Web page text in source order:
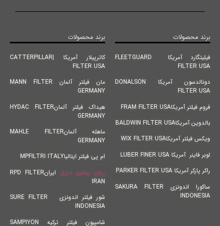
برند محصولات
فیلیتگارد آمریکا FLEETGUARD
FILTER USA
دونالدسون آمریکا DONALSON
FILTER USA
فروم فیلتر آمریکاFRAM FILTER USA
بالدوین آمریکاBALDWIN FILTER USA
ویکس فیلتر آمریکاWIX FILTER USA
لوبر فاینر آمریکا LUBER FINER USA
راکر پارکر آمریکا PARKER FILTER USA
ساکورا اندونزی SAKURA FILTER
INDONESIA
برند محصولات
کاترپیلار آمریکا |CATTERPILLAR
FILTER USA
مان فیلتر آلمان MANN FILTER
GERMANY
هیداک فیلتر آلمانHYDAC FILTER
GERMANY
ماهله آلمانMAHLE FILTER
GERMANY
ام پی فیلتر ایتالیاMPFILTRI ITALY
ریان پیشرو دیزل
ایرانRPD FILTER
IRAN
شور فیلتر اندونزی SURE FILTER
INDONESIA
شامپیون فیلتر ترکیه SAMPIYON